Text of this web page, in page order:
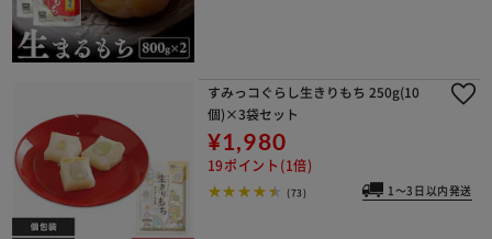
すみっコぐらし生きりもち 250g(10
個)×3袋セット
¥1,980
19ポイント(1倍)
(73) 1～3日以内発送